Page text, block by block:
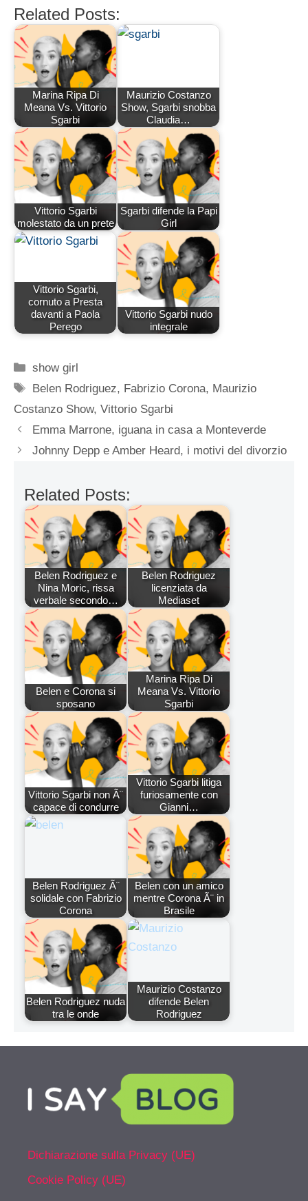
Related Posts:
Marina Ripa Di
Meana Vs. Vittorio
Sgarbi
Maurizio Costanzo
Show, Sgarbi snobba
Claudia…
Vittorio Sgarbi
molestato da un prete
Sgarbi difende la Papi
Girl
Vittorio Sgarbi,
cornuto a Presta
davanti a Paola
Perego
Vittorio Sgarbi nudo
integrale
Categorie
show girl
Tag
Belen Rodriguez, Fabrizio Corona, Maurizio
Costanzo Show, Vittorio Sgarbi
Emma Marrone, iguana in casa a Monteverde
Johnny Depp e Amber Heard, i motivi del divorzio
Related Posts:
Belen Rodriguez e
Nina Moric, rissa
verbale secondo…
Belen Rodriguez
licenziata da
Mediaset
Belen e Corona si
sposano
Marina Ripa Di
Meana Vs. Vittorio
Sgarbi
Vittorio Sgarbi non Ã¨
capace di condurre
Vittorio Sgarbi litiga
furiosamente con
Gianni…
Belen Rodriguez Ã¨
solidale con Fabrizio
Corona
Belen con un amico
mentre Corona Ã¨ in
Brasile
Belen Rodriguez nuda
tra le onde
Maurizio Costanzo
difende Belen
Rodriguez
Dichiarazione sulla Privacy (UE)
Cookie Policy (UE)